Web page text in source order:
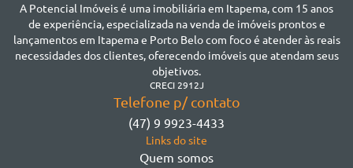
A Potencial Imóveis é uma imobiliária em Itapema, com 15 anos
de experiência, especializada na venda de imóveis prontos e
lançamentos em Itapema e Porto Belo com foco é atender às reais
necessidades dos clientes, oferecendo imóveis que atendam seus
objetivos.
CRECI 2912J
Telefone p/ contato
(47) 9 9923-4433
Links do site
Quem somos